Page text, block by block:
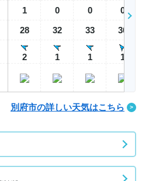
1
28
2
0
32
1
0
33
1
0
30
1
別府市の詳しい天気はこちら